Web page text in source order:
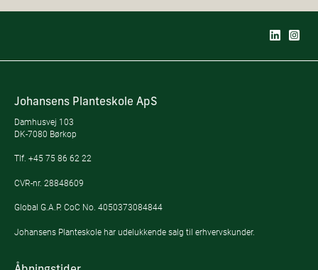
Johansens Planteskole ApS
Damhusvej 103
DK-7080 Børkop
Tlf. +45 75 86 62 22
CVR-nr. 28848609
Global G.A.P. CoC No. 4050373084844
Johansens Planteskole har udelukkende salg til erhvervskunder.